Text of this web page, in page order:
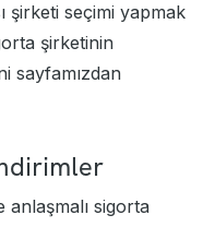
şirketi seçimi yapmak
şirketinin
sayfamızdan
anlaşmalı sigorta